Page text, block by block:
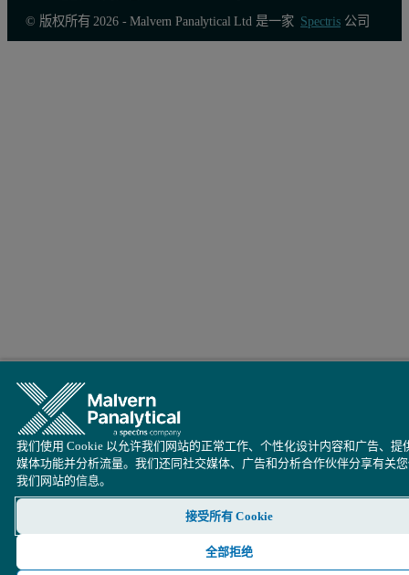
© 版权所有 2026 - Malvern Panalytical Ltd 是一家 Spectris公司
我们使用 Cookie 以允许我们网站的正常工作、个性化设计内容和广告、提
媒体功能并分析流量。我们还同社交媒体、广告和分析合作伙伴分享有关
我们网站的信息。
接受所有 Cookie
全部拒绝